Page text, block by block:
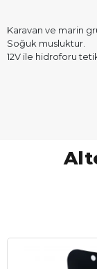
Karavan ve marin
Soğuk musluktur.
12V ile hidroforu